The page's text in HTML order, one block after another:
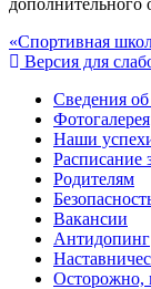
дополнительного
«Спортивная
Версия для
Сведения
Фотогалерея
Наши
Расписание
Родителям
Вакансии
Антидопинг
Осторожно,